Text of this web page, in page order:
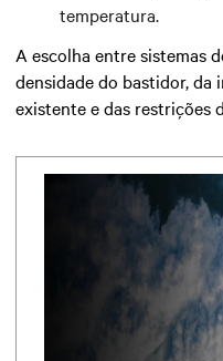
temperatura.
A escolha entre sistemas
densidade do bastidor,
existente e das restrições